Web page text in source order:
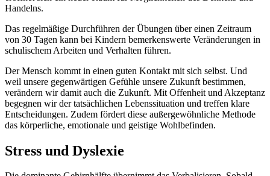
Handelns.
Das regelmäßige Durchführen der Übungen über einen Zeitraum
von 30 Tagen kann bei Kindern bemerkenswerte Veränderungen in
schulischem Arbeiten und Verhalten führen.
Der Mensch kommt in einen guten Kontakt mit sich selbst. Und
weil unsere gegenwärtigen Gefühle unsere Zukunft bestimmen,
verändern wir damit auch die Zukunft. Mit Offenheit und Akzeptanz
begegnen wir der tatsächlichen Lebenssituation und treffen klare
Entscheidungen. Zudem fördert diese außergewöhnliche Methode
das körperliche, emotionale und geistige Wohlbefinden.
Stress und Dyslexie